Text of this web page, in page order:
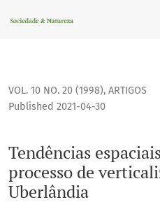
Tendências espaciais
VOL. 10 NO. 20 (1998), ARTIGOS
Tendências
processo de
Uberlândia
Published 2021-04-30